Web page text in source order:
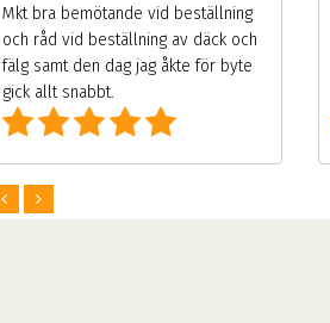
Mkt bra bemötande vid beställning
och råd vid beställning av däck och
fälg samt den dag jag åkte för byte
gick allt snabbt.